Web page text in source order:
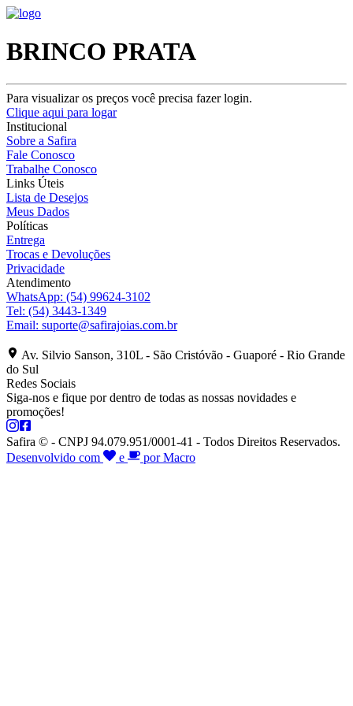
BRINCO PRATA
Para visualizar os preços você precisa fazer login.
Clique aqui para logar
Institucional
Sobre a Safira
Fale Conosco
Trabalhe Conosco
Links Úteis
Lista de Desejos
Meus Dados
Políticas
Entrega
Trocas e Devoluções
Privacidade
Atendimento
WhatsApp: (54) 99624-3102
Tel: (54) 3443-1349
Email: suporte@safirajoias.com.br
Av. Silvio Sanson, 310L - São Cristóvão - Guaporé - Rio Grande
do Sul
Redes Sociais
Siga-nos e fique por dentro de todas as nossas novidades e
promoções!
Safira © - CNPJ 94.079.951/0001-41 - Todos Direitos Reservados.
Desenvolvido com
e por Macro